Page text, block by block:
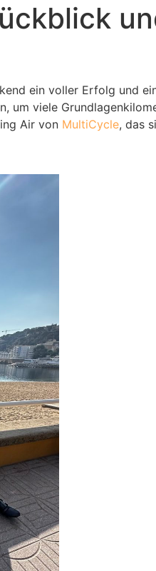
ein voller Erfolg und
um viele
Air von MultiCycle, das